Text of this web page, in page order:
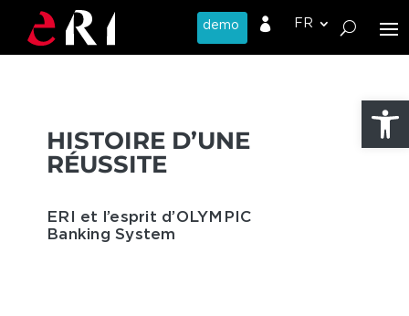
Ouvrir

HISTOIRE D’UNE
RÉUSSITE
ERI et l’esprit d’OLYMPIC
Banking System